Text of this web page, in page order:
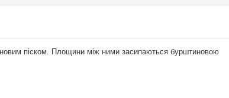
піском. Площини між ними засипаються бурштиновою